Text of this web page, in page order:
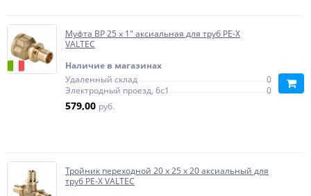
Муфта ВР 25 x 1" аксиальная для труб PE-X
VALTEC
Наличие в магазинах
Удаленный склад
0
Электродный проезд, 6с1
0
579,00 руб.
Тройник переходной 20 x 25 x 20 аксиальный для
труб PE-X VALTEC